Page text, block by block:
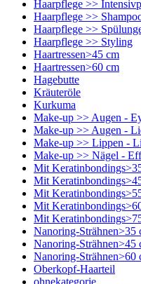
Haarpflege >>
Haarpflege >>
Haarpflege >>
Haarpflege >> Styling
Haartressen>45 cm
Haartressen>60 cm
Hagebutte
Kräuteröle
Kurkuma
Make-up >> Augen -
Make-up >> Augen -
Make-up >> Lippen -
Make-up >> Nägel -
Mit
Mit
Mit
Mit
Mit
Nanoring-Strähnen>35
Nanoring-Strähnen>45
Nanoring-Strähnen>60
Oberkopf-Haarteil
ohnekategorie